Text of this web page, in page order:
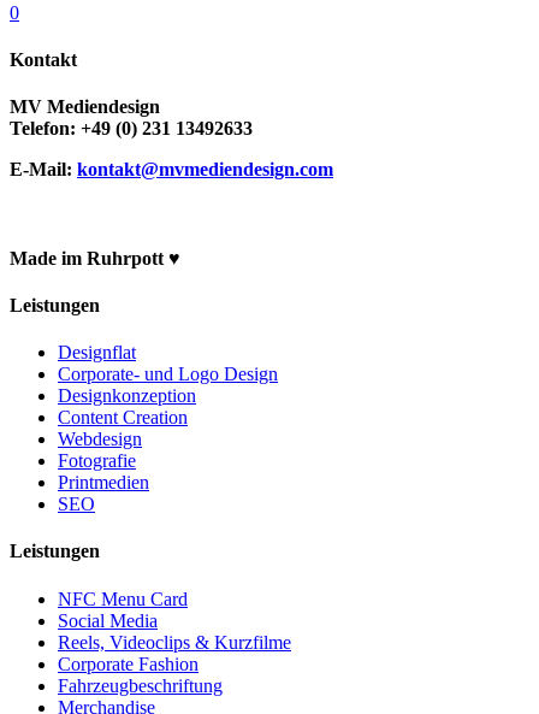
0
Kontakt
MV Mediendesign
Telefon: +49 (0) 231 13492633
E-Mail: kontakt@mvmediendesign.com
Made im Ruhrpott ♥
Leistungen
Designflat
Corporate- und Logo Design
Designkonzeption
Content Creation
Webdesign
Fotografie
Printmedien
SEO
Leistungen
NFC Menu Card
Social Media
Reels, Videoclips & Kurzfilme
Corporate Fashion
Fahrzeugbeschriftung
Merchandise